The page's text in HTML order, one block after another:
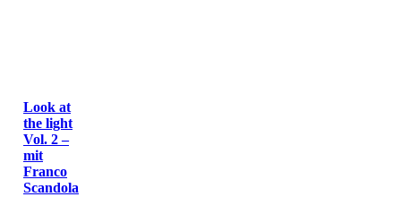
Look at
the light
Vol. 2 –
mit
Franco
Scandola